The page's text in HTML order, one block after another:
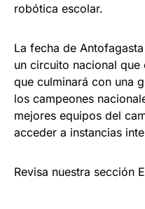
robótica escolar.
La fecha de
un circuito nacional
que culminará con una
los campeones
mejores equipos del
acceder a instancias
Revisa nuestra sección